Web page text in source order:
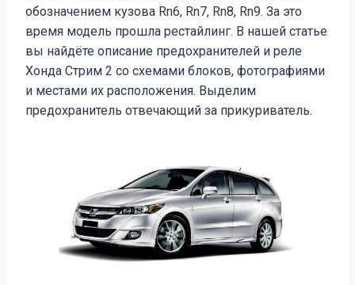
обозначением кузова Rn6, Rn7, Rn8, Rn9. За это
время модель прошла рестайлинг. В нашей статье
вы найдёте описание предохранителей и реле
Хонда Стрим 2 со схемами блоков, фотографиями
и местами их расположения. Выделим
предохранитель отвечающий за прикуриватель.